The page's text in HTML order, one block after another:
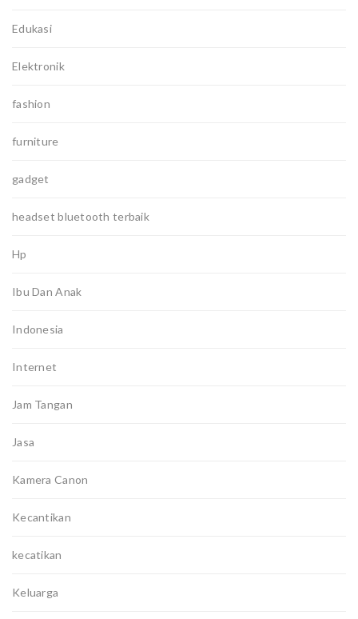
Edukasi
Elektronik
fashion
furniture
gadget
headset bluetooth terbaik
Hp
Ibu Dan Anak
Indonesia
Internet
Jam Tangan
Jasa
Kamera Canon
Kecantikan
kecatikan
Keluarga